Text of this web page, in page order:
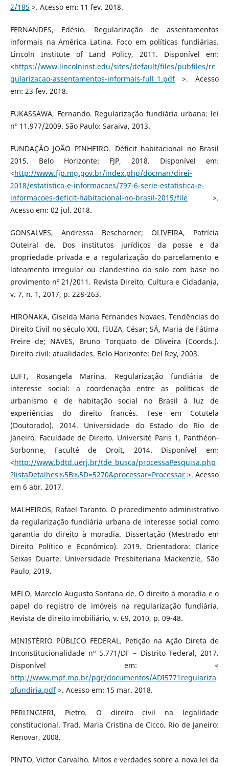
2/185 >. Acesso em: 11 fev. 2018.
FERNANDES, Edésio. Regularização de assentamentos
informais na América Latina. Foco em políticas fundiárias.
Lincoln Institute of Land Policy, 2011. Disponível em:
<https://www.lincolninst.edu/sites/default/files/pubfiles/re
gularizacao-assentamentos-informais-full_1.pdf>. Acesso
em: 23 fev. 2018.
FUKASSAWA, Fernando. Regularização fundiária urbana: lei
nº 11.977/2009. São Paulo: Saraiva, 2013.
FUNDAÇÃO JOÃO PINHEIRO. Déficit habitacional no Brasil
2015. Belo Horizonte: FJP, 2018. Disponível em:
<http://www.fjp.mg.gov.br/index.php/docman/direi-
2018/estatistica-e-informacoes/797-6-serie-estatistica-e-
informacoes-deficit-habitacional-no-brasil-2015/file>.
Acesso em: 02 jul. 2018.
GONSALVES, Andressa Beschorner; OLIVEIRA, Patrícia
Outeiral de. Dos institutos jurídicos da posse e da
propriedade privada e a regularização do parcelamento e
loteamento irregular ou clandestino do solo com base no
provimento nº 21/2011. Revista Direito, Cultura e Cidadania,
v. 7, n. 1, 2017, p. 228-263.
HIRONAKA, Giselda Maria Fernandes Novaes. Tendências do
Direito Civil no século XXI. FIUZA, César; SÁ, Maria de Fátima
Freire de; NAVES, Bruno Torquato de Oliveira (Coords.).
Direito civil: atualidades. Belo Horizonte: Del Rey, 2003.
LUFT, Rosangela Marina. Regularização fundiária de
interesse social: a coordenação entre as políticas de
urbanismo e de habitação social no Brasil à luz de
experiências do direito francês. Tese em Cotutela
(Doutorado). 2014. Universidade do Estado do Rio de
Janeiro, Faculdade de Direito. Université Paris 1, Panthéon-
Sorbonne, Faculté de Droit, 2014. Disponível em:
<http://www.bdtd.uerj.br/tde_busca/processaPesquisa.php
?listaDetalhes%5B%5D=5270&processar=Processar>. Acesso
em 6 abr. 2017.
MALHEIROS, Rafael Taranto. O procedimento administrativo
da regularização fundiária urbana de interesse social como
garantia do direito à moradia. Dissertação (Mestrado em
Direito Político e Econômico). 2019. Orientadora: Clarice
Seixas Duarte. Universidade Presbiteriana Mackenzie, São
Paulo, 2019.
MELO, Marcelo Augusto Santana de. O direito à moradia e o
papel do registro de imóveis na regularização fundiária.
Revista de direito imobiliário, v. 69, 2010, p. 09-48.
MINISTÉRIO PÚBLICO FEDERAL. Petição na Ação Direta de
Inconstitucionalidade nº 5.771/DF – Distrito Federal, 2017.
Disponível em: <
http://www.mpf.mp.br/pgr/documentos/ADI5771regulariza
ofundiria.pdf>. Acesso em: 15 mar. 2018.
PERLINGIERI, Pietro. O direito civil na legalidade
constitucional. Trad. Maria Cristina de Cicco. Rio de Janeiro:
Renovar, 2008.
PINTO, Victor Carvalho. Mitos e verdades sobre a nova lei da